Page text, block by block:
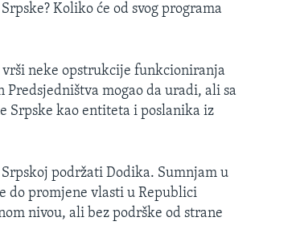
Koliko će od svog programa
vrši neke opstrukcije funkcioniranja
mogao da uradi, ali sa
Srpske kao entiteta i poslanika iz
podržati Dodika. Sumnjam u
do promjene vlasti u Republici
nivou, ali bez podrške od strane